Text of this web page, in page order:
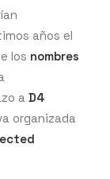
años el
los nombres
a D4
organizada